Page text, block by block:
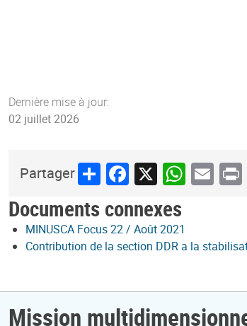
Dernière mise à jour:
02 juillet 2026
PartagerShareFacebook
X Email
Documents connexes
MINUSCA Focus 22 / Août 2021
Contribution de la section DDR a la
Mission